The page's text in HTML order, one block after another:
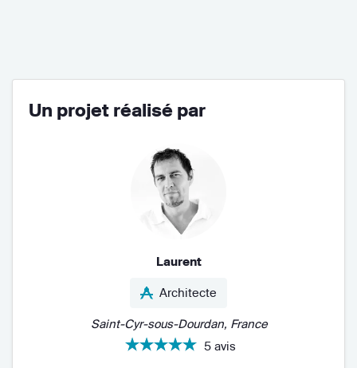
Un projet réalisé par
Laurent
Architecte
Saint-Cyr-sous-Dourdan, France
5 avis